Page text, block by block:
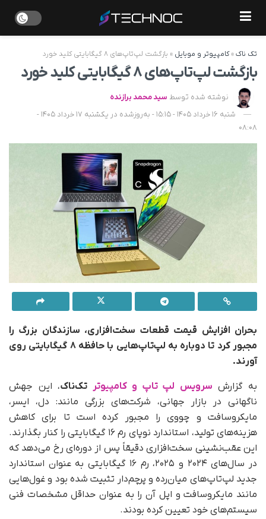
تک ناک»کامپیوتر و موبایل » بازگشت لپ‌تاپ‌های ۸ گیگابایتی کلید خورد
بازگشت لپ‌تاپ‌های ۸ گیگابایتی کلید خورد
نوشته شده توسط سید محمد برازنده
شنبه 16 خرداد 1405 - 15:15 - به‌روزشده در یکشنبه 17 خرداد 1405 -
08:08
بحران افزایش قیمت قطعات سخت‌افزاری، سازندگان بزرگ را
مجبور کرد تا دوباره به لپ‌تاپ‌هایی با حافظه ۸ گیگابایتی روی
آورند.
به گزارش سرویس لپ تاپ و کامپیوتر تک‌‎ناک
، این جهش
ناگهانی در بازار جهانی، شرکت‌های بزرگی مانند: دل، ایسر،
مایکروسافت و چووی را مجبور کرده است تا برای کاهش
هزینه‌های تولید، استاندارد نوپای رم ۱۶ گیگابایتی را کنار بگذارند.
این عقب‌نشینی سخت‌افزاری دقیقاً پس از دوره‌ای رخ می‌دهد که
در سال‌های ۲۰۲۴ و ۲۰۲۵، رم ۱۶ گیگابایتی به عنوان استاندارد
جدید لپ‌تاپ‌های میان‌رده و پرچم‌دار تثبیت شده بود و غول‌هایی
مانند مایکروسافت و اپل آن را به عنوان حداقل مشخصات فنی
سیستم‌های خود تعیین کرده بودند.